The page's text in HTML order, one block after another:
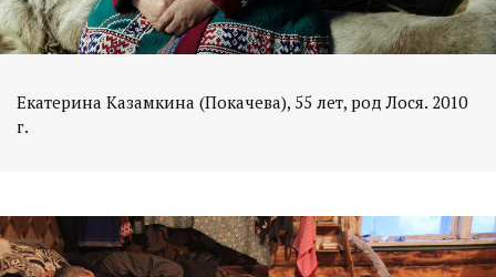
Екатерина Казамкина (Покачева), 55 лет, род Лося. 2010
г.